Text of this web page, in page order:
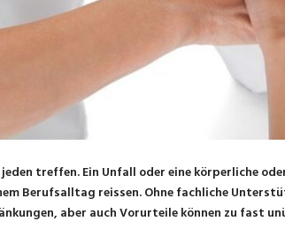
jeden treffen. Ein Unfall oder eine körperliche
Berufsalltag reissen. Ohne fachliche
aber auch Vorurteile können zu fast